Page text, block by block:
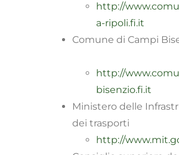
http://
a-ripoli.fi.it
Comune di Campi
http://
bisenzio.fi.it
Ministero delle
dei trasporti
http://